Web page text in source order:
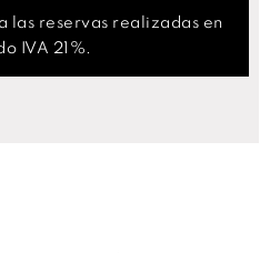
las reservas realizadas en
IVA 21%.